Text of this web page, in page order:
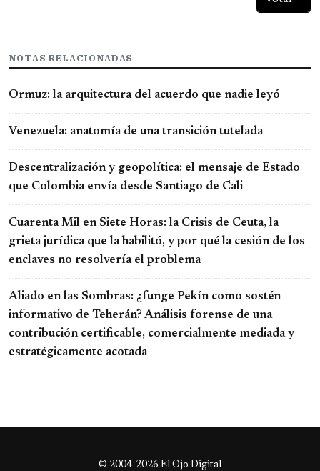
NOTAS RELACIONADAS
Ormuz: la arquitectura del acuerdo que nadie leyó
Venezuela: anatomía de una transición tutelada
Descentralización y geopolítica: el mensaje de Estado
que Colombia envía desde Santiago de Cali
Cuarenta Mil en Siete Horas: la Crisis de Ceuta, la
grieta jurídica que la habilitó, y por qué la cesión de los
enclaves no resolvería el problema
Aliado en las Sombras: ¿funge Pekín como sostén
informativo de Teherán? Análisis forense de una
contribución certificable, comercialmente mediada y
estratégicamente acotada
© 2004-2026 El Ojo Digital